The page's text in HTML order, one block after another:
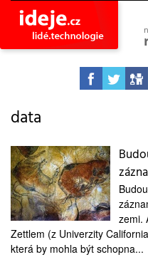
data
zemi.
Zettlem (z Univerzity
která by mohla být schopna...